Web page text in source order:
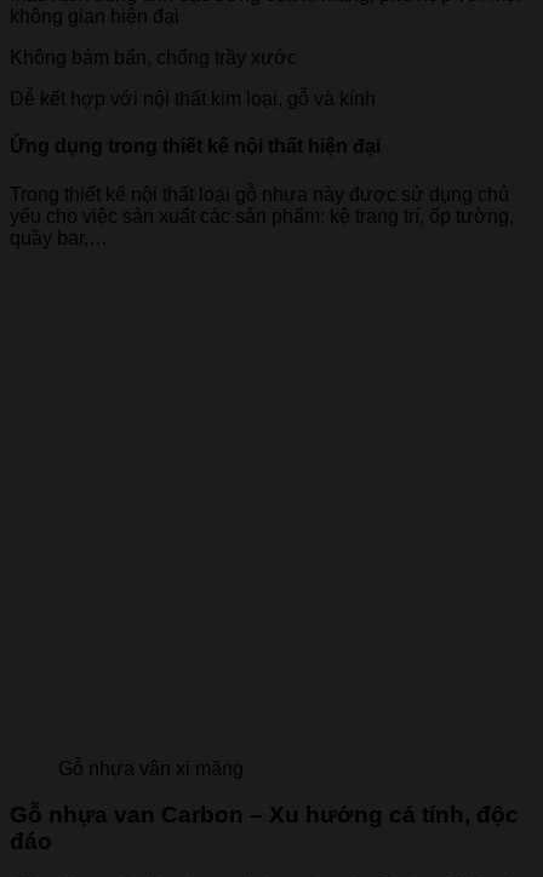
không gian hiện đại
Không bám bẩn, chống trầy xước
Dễ kết hợp với nội thất kim loại, gỗ và kính
Ứng dụng trong thiết kế nội thất hiện đại
Trong thiết kế nội thất loại gỗ nhựa này được sử dụng chủ
yếu cho việc sản xuất các sản phẩm: kệ trang trí, ốp tường,
quầy bar,…
Gỗ nhựa vân xi măng
Gỗ nhựa van Carbon – Xu hướng cá tính, độc
đáo